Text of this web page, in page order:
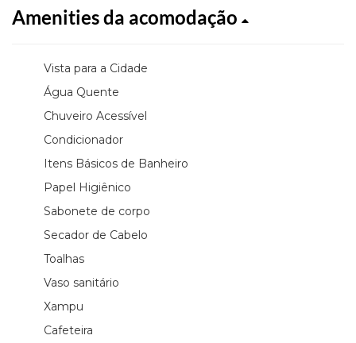
Amenities da acomodação
Vista para a Cidade
Água Quente
Chuveiro Acessível
Condicionador
Itens Básicos de Banheiro
Papel Higiênico
Sabonete de corpo
Secador de Cabelo
Toalhas
Vaso sanitário
Xampu
Cafeteira